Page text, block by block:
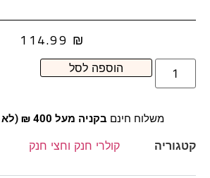
114.99 ₪
הוספה לסל
משלוח חינם בקניה מעל 400 ₪ (לא כולל ריהוט )
קטגוריה קולרי חנק וחצי חנק